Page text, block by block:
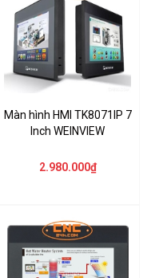
Màn hình HMI TK8071IP 7
Inch WEINVIEW
2.980.000₫